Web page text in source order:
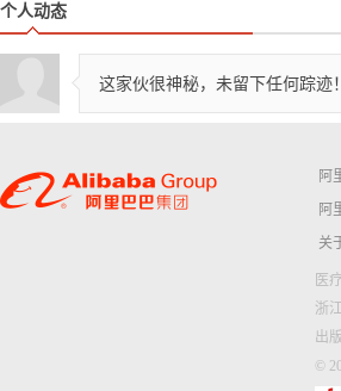
个人动态
这家伙很神秘，未留下任何踪迹！